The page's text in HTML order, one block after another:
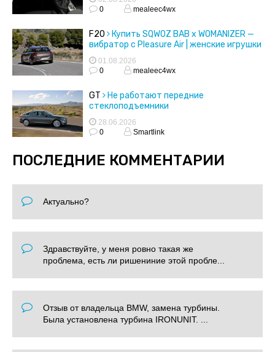
0
mealeec4wx
F20
Купить SQWOZ BAB x WOMANIZER —
вибратор с Pleasure Air | женские игрушки
01.08.2026
0
mealeec4wx
GT
Не работают передние
стеклоподъемники
28.06.2026
0
Smartlink
ПОСЛЕДНИЕ КОММЕНТАРИИ
Актуально?
Здравствуйте, у меня ровно такая же
проблема, есть ли ришениние этой пробле...
Отзыв от владельца BMW, замена турбины.
Была установлена турбина IRONUNIT. ...